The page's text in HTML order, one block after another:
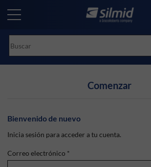
main
Comenzar
Bienvenido de nuevo
Inicia sesión para acceder a tu cuenta.
Correo electrónico *